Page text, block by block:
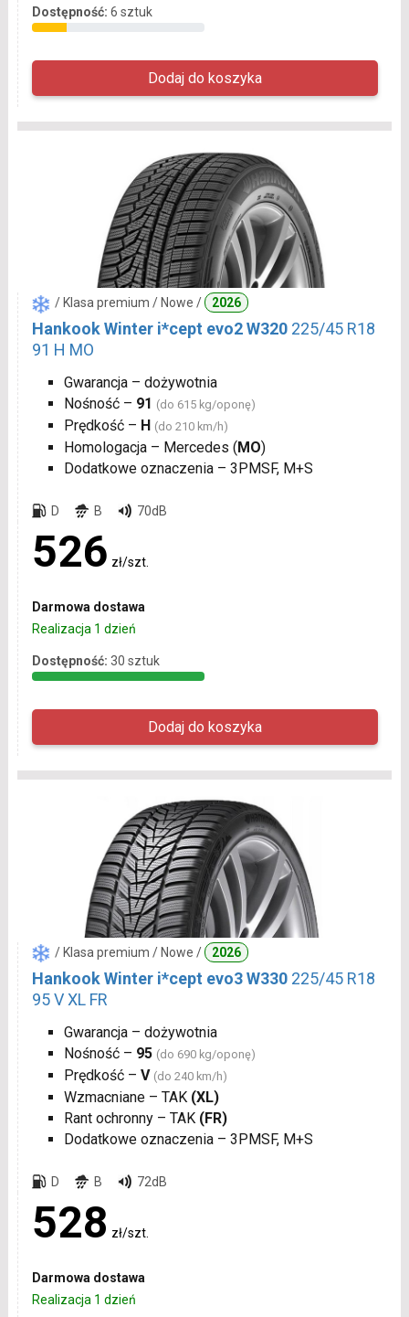
Dostępność: 6 sztuk
/ Klasa premium / Nowe / 2026
Hankook Winter i*cept evo2 W320 225/45 R18
91 H MO
Gwarancja – dożywotnia
Nośność – 91 (do 615 kg/oponę)
Prędkość – H (do 210 km/h)
Homologacja – Mercedes ( MO)
Dodatkowe oznaczenia – 3PMSF, M+S
D B 70dB
526 zł/szt.
Darmowa dostawa
Realizacja 1 dzień
Dostępność: 30 sztuk
/ Klasa premium / Nowe / 2026
Hankook Winter i*cept evo3 W330 225/45 R18
95 V XL FR
Gwarancja – dożywotnia
Nośność – 95 (do 690 kg/oponę)
Prędkość – V (do 240 km/h)
Wzmacniane – TAK (XL)
Rant ochronny – TAK (FR)
Dodatkowe oznaczenia – 3PMSF, M+S
D B 72dB
528 zł/szt.
Darmowa dostawa
Realizacja 1 dzień